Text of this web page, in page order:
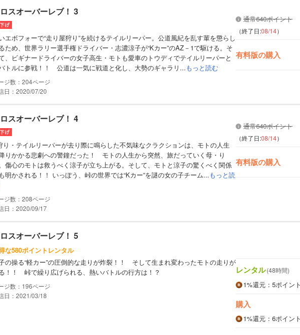
スオーバーレブ！ 3
エボフォーで“走り屋狩り”を続けるテイルリーパー。公道風紀を乱す輩を懲らし
ため、世界ラリー選手権ドライバー・志濃涼子が“Kカー”のAZ－1で駆ける。そ
、ビギナードライバーの女子高生・モトも愛車のトウディでテイルリーパーと
トルに参戦！！ 公道は一気に戦道と化し、大勢のギャラリ...もっと読む
204
日：2020/07/20
通常640ポイント
（終了日:08/14）
有料版の購入
スオーバーレブ！ 4
り・テイルリーパーが去り際に鳴らした不気味なクラクションは、モトの人生
りかかる悲劇への警鐘だった！ モトの人生から突然、旅だっていく母・り
傷心のモトは救うべく涼子が立ち上がる。そして、モトと涼子の驚くべく関係
明かされる！！ いっぽう、峠の世界では“Kカー”を謎の女の子チーム...もっと読
208
日：2020/09/17
通常640ポイント
（終了日:08/14）
有料版の購入
スオーバーレブ！ 5
な580ポイントレンタル
の操る“軽カー”の圧倒的な走りが炸裂！！ そして生まれ変わったモトの走りが
！！ 峠で繰り広げられる、熱いバトルの行方は！？
196
日：2021/03/18
レンタル(48時間)
1%還元 ：5ポイン
購入
1%還元 ：6ポイン